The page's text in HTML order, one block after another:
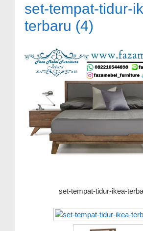
set-tempat-tidur-
terbaru (4)
set-tempat-tidur-ikea-